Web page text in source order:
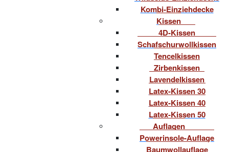
Kombi-Einziehdecke
Kissen
4D-Kissen
Schafschurwollkissen
Tencelkissen
Zirbenkissen
Lavendelkissen
Latex-Kissen 30
Latex-Kissen 40
Latex-Kissen 50
Auflagen
Powerinsole-Auflage
Baumwollauflage